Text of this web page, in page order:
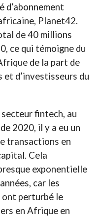
d’abonnement
Planet42.
de 40 millions
ce qui témoigne du
de la part de
et d’investisseurs du
fintech, au
2020, il y a eu un
transactions en
Cela
exponentielle
car les
perturbé le
en Afrique en